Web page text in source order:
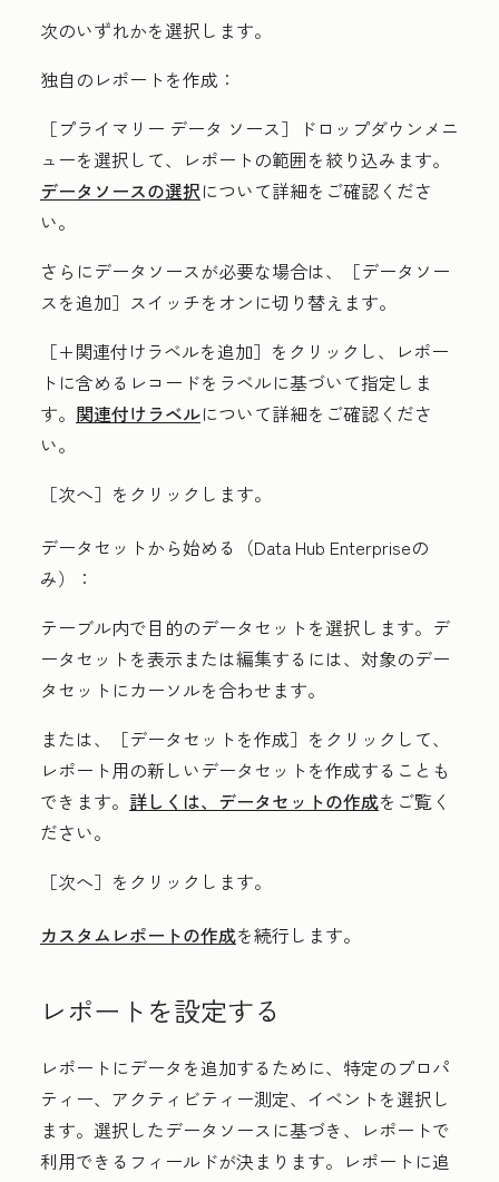
次のいずれかを選択します。
独自のレポートを作成：
［プライマリー データ ソース］
ドロップダウンメニ
ューを選択して、レポートの範囲を絞り込みます。
データソースの選択について詳細をご確認くださ
い。
さらにデータソースが必要な場合は、［データソー
スを追加］ スイッチをオンに切り替えます。
［+関連付けラベルを追加］ をクリックし、レポー
トに含めるレコードをラベルに基づいて指定しま
す。 関連付けラベルについて詳細をご確認くださ
い。
［次へ］ をクリックします。
データセットから始める（Data Hub Enterpriseの
み）：
テーブル内で目的のデータセットを選択します。デ
ータセットを表示 または編集するには、対象のデー
タセットにカーソルを合わせます。
または、［データセットを作成］ をクリックして、
レポート用の新しいデータセットを作成することも
できます。 詳しくは、データセットの作成をご覧く
ださい。
［次へ］ をクリックします。
カスタムレポートの作成を続行します。
レポートを設定する
レポートにデータを追加するために、特定のプロパ
ティー、アクティビティー測定、イベントを選択し
ます。選択したデータソースに基づき、レポートで
利用できるフィールドが決まります。レポートに追